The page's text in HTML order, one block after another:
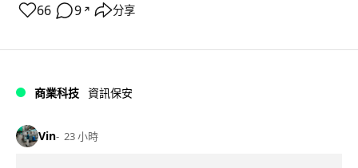
66 9 ↗ 分享
商業科技 資訊保安
Vin 23 小時